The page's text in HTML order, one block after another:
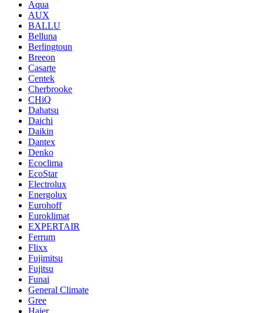
Aqua
AUX
BALLU
Belluna
Berlingtoun
Breeon
Casarte
Centek
Cherbrooke
CHiQ
Dahatsu
Daichi
Daikin
Dantex
Denko
Ecoclima
EcoStar
Electrolux
Energolux
Eurohoff
Euroklimat
EXPERTAIR
Ferrum
Flixx
Fujimitsu
Fujitsu
Funai
General Climate
Gree
Haier